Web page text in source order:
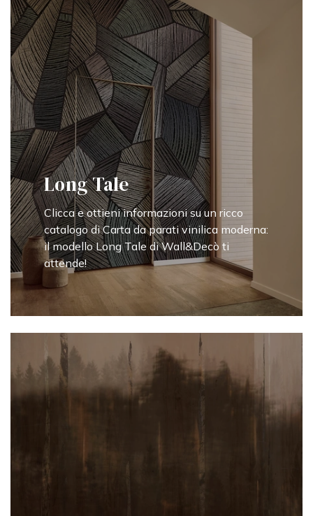
Long Tale
Clicca e ottieni informazioni su un ricco
catalogo di Carta da parati vinilica moderna:
il modello Long Tale di Wall&Decò ti
attende!